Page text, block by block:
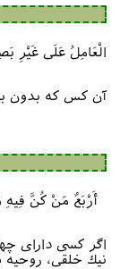
الْعَامِلُ عَلَى غَيْرِ
آن کس که بدون
أَرْبَعٌ مَنْ كُنَّ فِيهِ
اگر كسى داراى
نيك خلقى،